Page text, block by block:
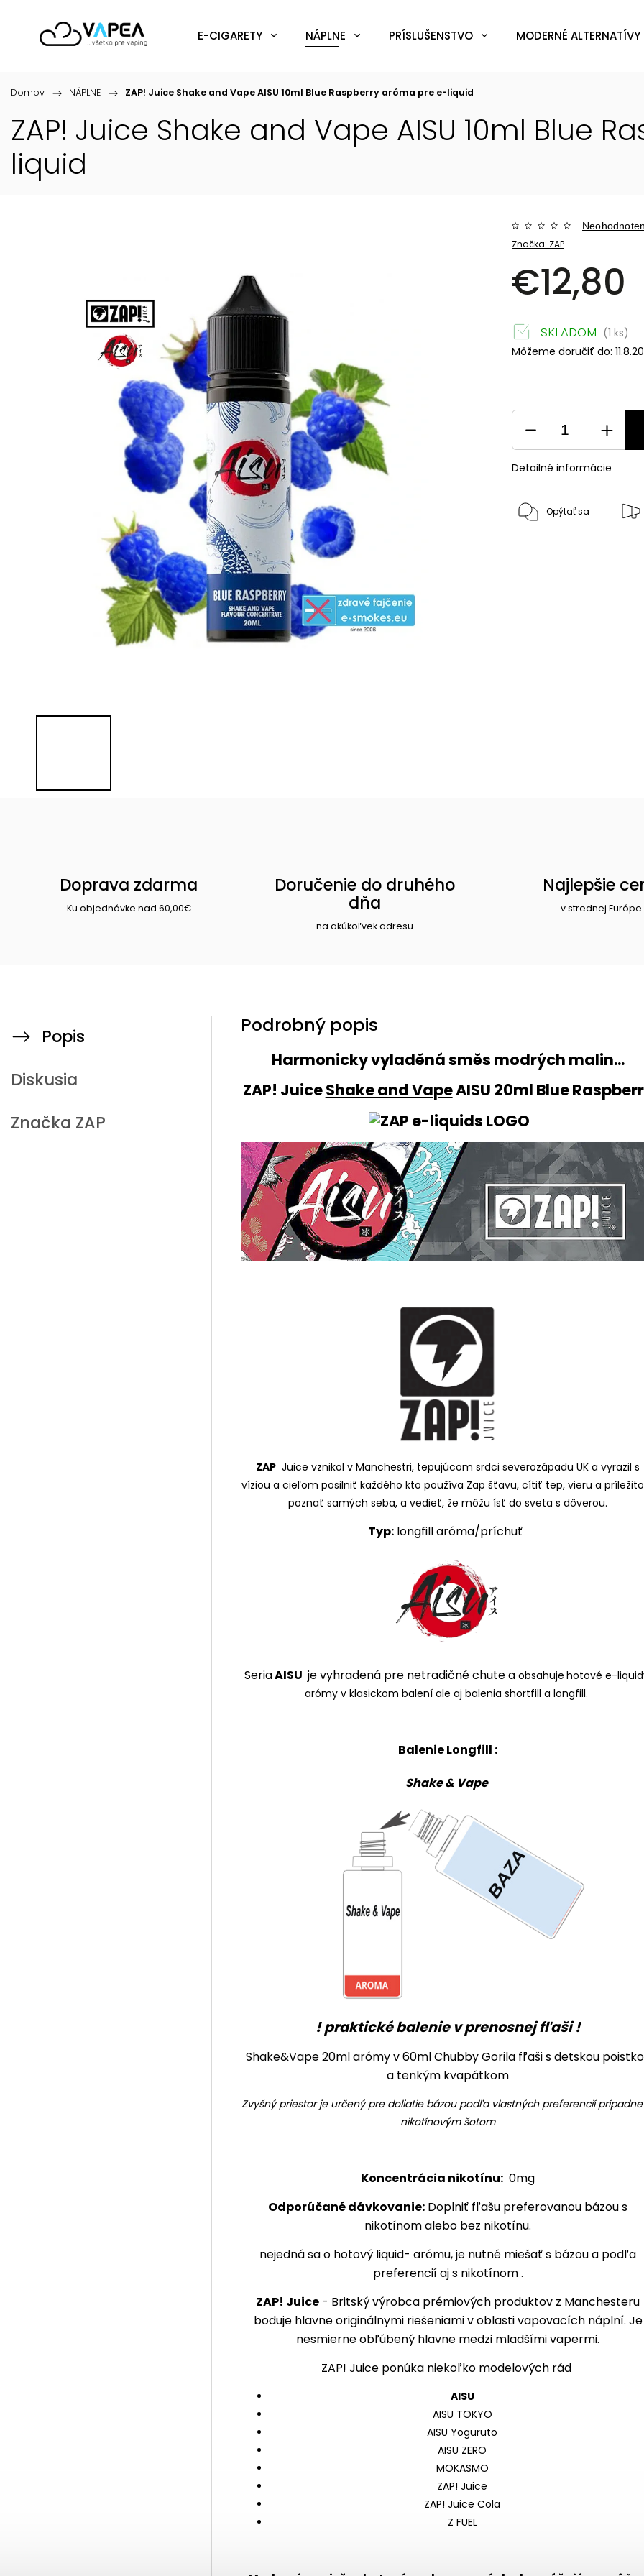
E-CIGARETY NÁPLNE PRÍSLUŠENSTVO MODERNÉ
Domov / NÁPLNE / ZAP! Juice Shake and Vape AISU 10ml Blue Raspberry aróma pre e-liquid
ZAP! Juice Shake and Vape AISU 10ml Blue
liquid
Značka: ZAP
€12,80
SKLADOM (1 ks)
Môžeme doručiť do:
Detailné informácie
Opýtať sa
Doprava zdarma
Ku objednávke nad 60,00€
Doručenie do druhého
dňa
na akúkoľvek adresu
Najlepšie
v strednej Európe
Popis
Diskusia
Značka ZAP
Podrobný popis
Harmonicky vyladěná směs modrých malin...
ZAP! JuiceShake and VapeAISU 20ml Blue
ZAP Juice vznikol v Manchestri, tepujúcom srdci severozápadu UK a vyrazil s
víziou a cieľom posilniť každého kto používa Zap šťavu, cítiť tep, vieru a
poznať samých seba, a vedieť, že môžu ísť do sveta s dôverou.
Typ: longfillaróma/príchuť
SeriaAISU je vyhradená pre netradičné chute aobsahuje hotové e-
arómy v klasickom balení ale aj balenia shortfill a longfill.
Balenie Longfill :
Shake & Vape
! praktické balenie v prenosnej fľaši !
Shake&Vape20ml arómy v 60ml Chubby Gorila fľaši s detskou
a tenkým kvapátkom
Zvyšný priestor je určený pre doliatie bázou podľa vlastných preferencií
nikotínovým šotom
Koncentrácia nikotínu: 0mg
Odporúčané dávkovanie: Doplniť fľašu preferovanou bázou s
nikotínom alebo bez nikotínu.
nejedná sa o hotový liquid- arómu, je nutné miešať s bázou a podľa
preferencií aj s nikotínom .
ZAP! Juice - Britský výrobca prémiových produktov z Manchesteru
boduje hlavne originálnymi riešeniami v oblasti vapovacích náplní. Je
nesmierne obľúbený hlavne medzi mladšími vapermi.
ZAP! Juice ponúka niekoľko modelových rád
AISU
AISU TOKYO
AISU Yoguruto
AISU ZERO
MOKASMO
ZAP! Juice
ZAP! Juice Cola
Z FUEL